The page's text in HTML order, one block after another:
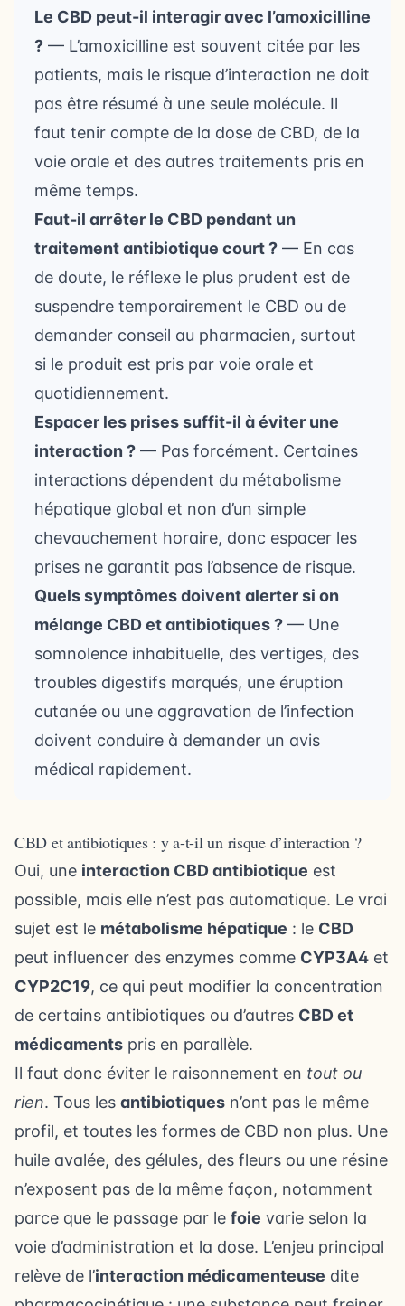
Le CBD peut-il interagir avec l’amoxicilline
? — L’amoxicilline est souvent citée par les
patients, mais le risque d’interaction ne doit
pas être résumé à une seule molécule. Il
faut tenir compte de la dose de CBD, de la
voie orale et des autres traitements pris en
même temps.
Faut-il arrêter le CBD pendant un
traitement antibiotique court ? — En cas
de doute, le réflexe le plus prudent est de
suspendre temporairement le CBD ou de
demander conseil au pharmacien, surtout
si le produit est pris par voie orale et
quotidiennement.
Espacer les prises suffit-il à éviter une
interaction ? — Pas forcément. Certaines
interactions dépendent du métabolisme
hépatique global et non d’un simple
chevauchement horaire, donc espacer les
prises ne garantit pas l’absence de risque.
Quels symptômes doivent alerter si on
mélange CBD et antibiotiques ? — Une
somnolence inhabituelle, des vertiges, des
troubles digestifs marqués, une éruption
cutanée ou une aggravation de l’infection
doivent conduire à demander un avis
médical rapidement.
CBD et antibiotiques : y a-t-il un risque d’interaction ?
Oui, une interaction CBD antibiotique est
possible, mais elle n’est pas automatique. Le vrai
sujet est le métabolisme hépatique : le CBD
peut influencer des enzymes comme CYP3A4 et
CYP2C19, ce qui peut modifier la concentration
de certains antibiotiques ou d’autres CBD et
médicaments pris en parallèle.
Il faut donc éviter le raisonnement en tout ou
rien. Tous les antibiotiques n’ont pas le même
profil, et toutes les formes de CBD non plus. Une
huile avalée, des gélules, des fleurs ou une résine
n’exposent pas de la même façon, notamment
parce que le passage par le foie varie selon la
voie d’administration et la dose. L’enjeu principal
relève de l’interaction médicamenteuse dite